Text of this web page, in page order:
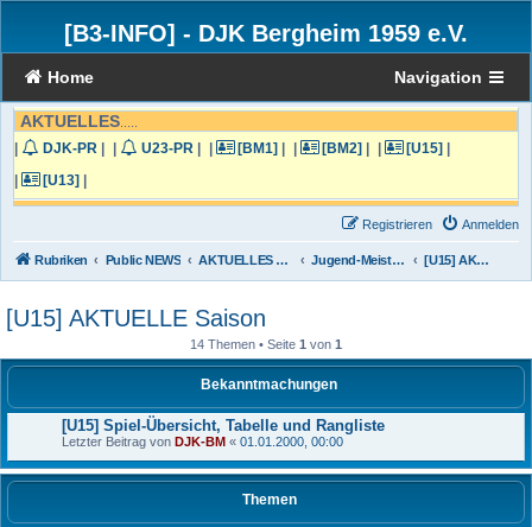
[B3-INFO] - DJK Bergheim 1959 e.V.
Home Navigation
AKTUELLES
DJK-PR U23-PR [BM1] [BM2] [U15]
[U13]
Anmelden
Registrieren
Rubriken Public NEWS AKTUELLES von der DJK Bergheim Jugend-Meisterschafts-Liga und Turniere [U15] AKTUELLE Saison
[U15] AKTUELLE Saison
14 Themen • Seite 1 von 1
Bekanntmachungen
[U15] Spiel-Übersicht, Tabelle und Rangliste
Letzter Beitrag von DJK-BM « 01.01.2000, 00:00
Themen